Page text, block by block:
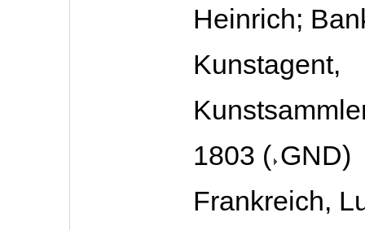
Heinrich;
Kunstagent,
1803 ( GND)
Frankreich,